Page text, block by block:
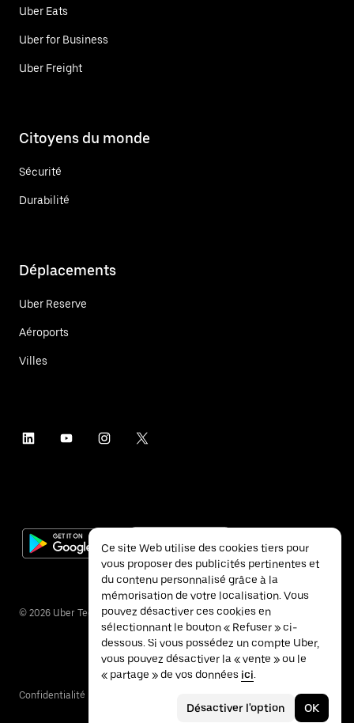
Uber Eats
Uber for Business
Uber Freight
Citoyens du monde
Sécurité
Durabilité
Déplacements
Uber Reserve
Aéroports
Villes
© 2026 Uber Technologies Inc.
Confidentialité
Ce site Web utilise des cookies tiers pour
vous proposer des publicités pertinentes et
du contenu personnalisé grâce à la
mémorisation de votre localisation. Vous
pouvez désactiver ces cookies en
sélectionnant le bouton « Refuser » ci-
dessous. Si vous possédez un compte Uber,
vous pouvez désactiver la « vente » ou le
« partage » de vos données ici.
Désactiver l'option OK